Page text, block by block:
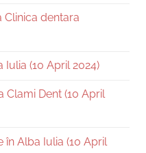
Clinica dentara
(10 April 2024)
Clami Dent (10 April
în Alba Iulia (10 April